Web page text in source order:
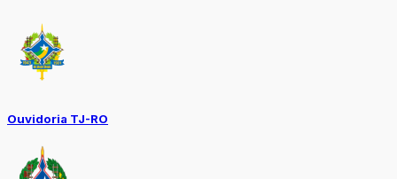
Ouvidoria TJ-RO